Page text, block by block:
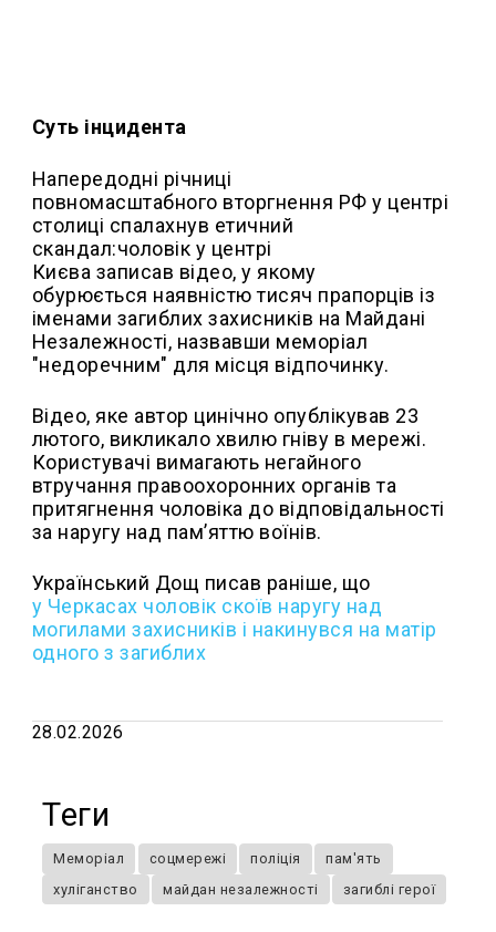
Суть інцидента
Напередодні річниці
повномасштабного вторгнення РФ у центрі
столиці спалахнув етичний
скандал:чоловік у центрі
Києва записав відео, у якому
обурюється наявністю тисяч прапорців із
іменами загиблих захисників на Майдані
Незалежності, назвавши меморіал
"недоречним" для місця відпочинку.
Відео, яке автор цинічно опублікував 23
лютого, викликало хвилю гніву в мережі.
Користувачі вимагають негайного
втручання правоохоронних органів та
притягнення чоловіка до відповідальності
за наругу над пам’яттю воїнів.
Український Дощ писав раніше, що
у Черкасах чоловік скоїв наругу над
могилами захисників і накинувся на матір
одного з загиблих
28.02.2026
Теги
Меморіал соцмережі поліція
пам'ять
хуліганство
майдан незалежності загиблі герої